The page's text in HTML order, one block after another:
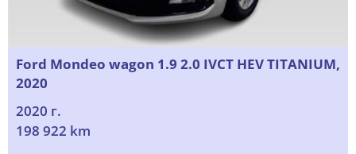
Ford Mondeo wagon 1.9 2.0 IVCT HEV TITANIUM,
2020
2020 г.
198 922 km